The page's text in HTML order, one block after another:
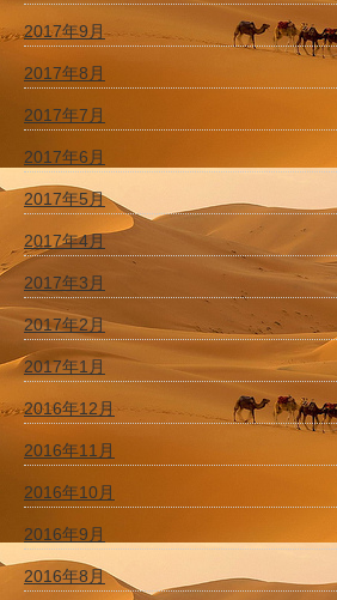
2017年9月
2017年8月
2017年7月
2017年6月
2017年5月
2017年4月
2017年3月
2017年2月
2017年1月
2016年12月
2016年11月
2016年10月
2016年9月
2016年8月